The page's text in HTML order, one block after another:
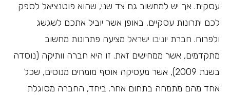
עסקית. אך יש למחשוב גם צד שני, שהוא פוטנציאל לספק
לכם יתרונות עסקיים, באופן אשר יוביל אתכם לשגשג
ולפרוח. חברת יוניבו ישראל מציעה פתרונות מחשוב
מתקדמים, אשר ממחישים זאת. זו היא חברה וותיקה (נוסדה
בשנת 2009), אשר מעסיקה אוסף מומחים מנוסים, שכל
אחד מהם מתמחה בתחום אחר. ביחד, החברה מסוגלת